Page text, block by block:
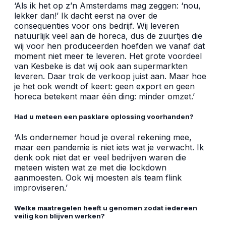
‘Als ik het op z’n Amsterdams mag zeggen: ‘nou,
lekker dan!’ Ik dacht eerst na over de
consequenties voor ons bedrijf. Wij leveren
natuurlijk veel aan de horeca, dus de zuurtjes die
wij voor hen produceerden hoefden we vanaf dat
moment niet meer te leveren. Het grote voordeel
van Kesbeke is dat wij ook aan supermarkten
leveren. Daar trok de verkoop juist aan. Maar hoe
je het ook wendt of keert: geen export en geen
horeca betekent maar één ding: minder omzet.’
Had u meteen een pasklare oplossing voorhanden?
‘Als ondernemer houd je overal rekening mee,
maar een pandemie is niet iets wat je verwacht. Ik
denk ook niet dat er veel bedrijven waren die
meteen wisten wat ze met die lockdown
aanmoesten. Ook wij moesten als team flink
improviseren.’
Welke maatregelen heeft u genomen zodat iedereen
veilig kon blijven werken?